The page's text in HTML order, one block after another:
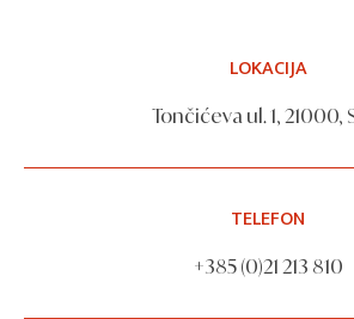
LOKACIJA
Tončićeva ul. 1, 21000,
TELEFON
+385 (0)21 213 810